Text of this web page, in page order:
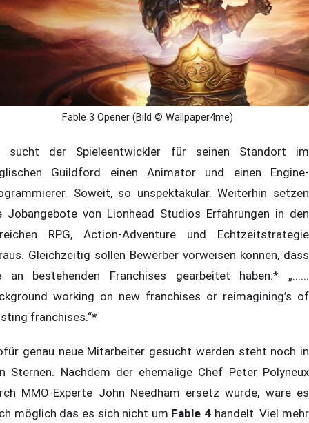
Fable 3 Opener (Bild © Wallpaper4me)
sucht der Spieleentwickler für seinen Standort im
Guildford einen Animator und einen Engine-
Soweit, so unspektakulär. Weiterhin setzen
Jobangebote von Lionhead Studios Erfahrungen in den
RPG, Action-Adventure und Echtzeitstrategie
Gleichzeitig sollen Bewerber vorweisen können, dass
an bestehenden Franchises gearbeitet haben:* „......
working on new franchises or reimagining’s of
franchises.“*
genau neue Mitarbeiter gesucht werden steht noch in
Sternen. Nachdem der ehemalige Chef Peter Polyneux
MMO-Experte John Needham ersetz wurde, wäre es
möglich das es sich nicht um Fable 4 handelt. Viel mehr